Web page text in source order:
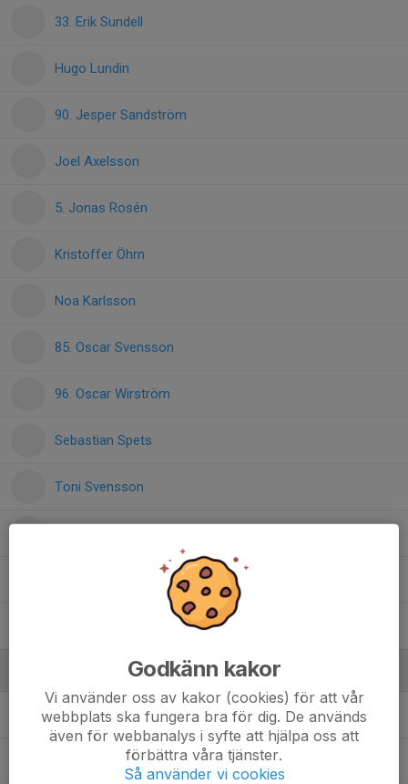
33. Erik Sundell
Hugo Lundin
90. Jesper Sandström
Joel Axelsson
5. Jonas Rosén
Kristoffer Öhrn
Noa Karlsson
85. Oscar Svensson
96. Oscar Wirström
Sebastian Spets
Toni Svensson
Håkan AnderssonMatrialare
Jörgen WirströmTränare
Godkänn kakor
Vi använder oss av kakor (cookies) för att vår
webbplats ska fungera bra för dig. De används
även för webbanalys i syfte att hjälpa oss att
förbättra våra tjänster.
Så använder vi cookies